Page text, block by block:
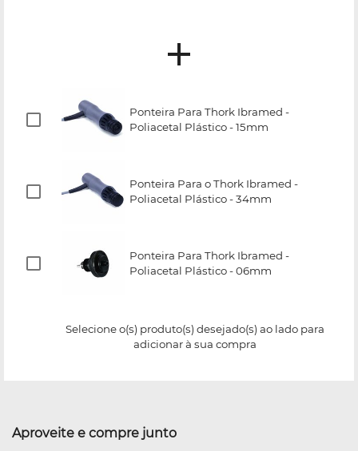
Ponteira Para Thork Ibramed -
Poliacetal Plástico - 15mm
Ponteira Para o Thork Ibramed -
Poliacetal Plástico - 34mm
Ponteira Para Thork Ibramed -
Poliacetal Plástico - 06mm
Selecione o(s) produto(s) desejado(s) ao lado para
adicionar à sua compra
Aproveite e compre junto